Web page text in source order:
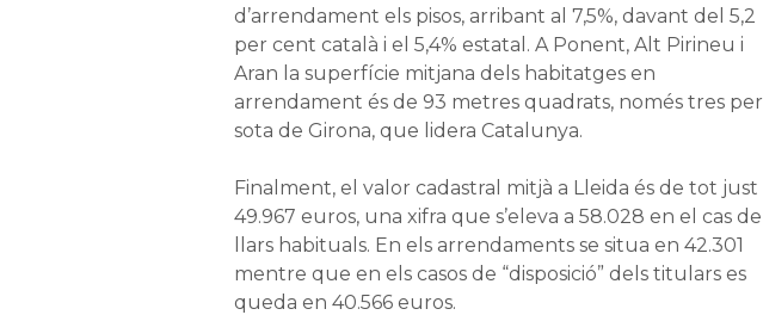
d’arrendament els pisos, arribant al 7,5%, davant del 5,2
per cent català i el 5,4% estatal. A Ponent, Alt Pirineu i
Aran la superfície mitjana dels habitatges en
arrendament és de 93 metres quadrats, només tres per
sota de Girona, que lidera Catalunya.
Finalment, el valor cadastral mitjà a Lleida és de tot just
49.967 euros, una xifra que s’eleva a 58.028 en el cas de
llars habituals. En els arrendaments se situa en 42.301
mentre que en els casos de “disposició” dels titulars es
queda en 40.566 euros.